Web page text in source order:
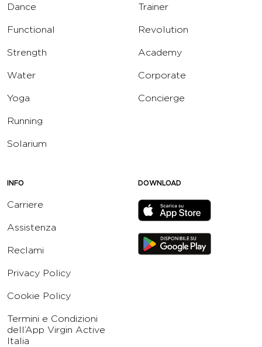
Dance
Functional
Strength
Water
Yoga
Running
Solarium
Trainer
Revolution
Academy
Corporate
Concierge
INFO
Carriere
Assistenza
Reclami
Privacy Policy
Cookie Policy
Termini e Condizioni
dell’App Virgin Active
Italia
DOWNLOAD